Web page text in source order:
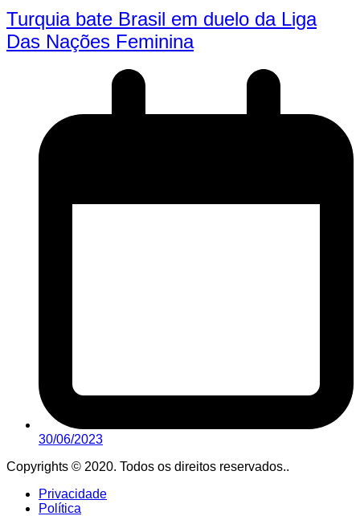
Turquia bate Brasil em duelo da Liga
Das Nações Feminina
30/06/2023
Copyrights © 2020. Todos os direitos reservados..
Privacidade
Política